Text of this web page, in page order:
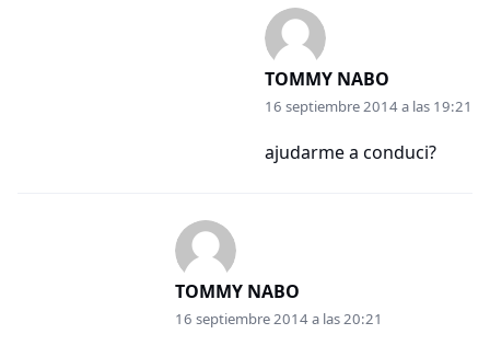
TOMMY NABO
16 septiembre 2014 a las 19:21
ajudarme a conduci?
TOMMY NABO
16 septiembre 2014 a las 20:21